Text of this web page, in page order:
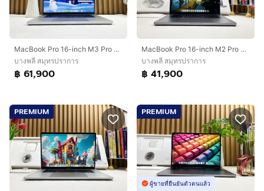
MacBook Pro 16-inch M3 Pro 2023 Ram36GB SSD512GB Sliver
บางพลี สมุทรปราการ
฿ 61,900
MacBook Pro 16-inch M2 Pro 2023 Ram16GB SSD512GB Space Gray
บางพลี สมุทรปราการ
฿ 41,900
PREMIUM PREMIUM
ผู้ขายที่ยืนยันตัวตนแล้ว